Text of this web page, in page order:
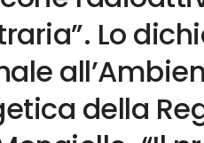
Lo
della